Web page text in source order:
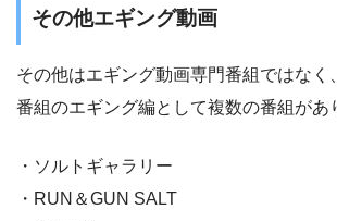
その他エギング動画
その他はエギング動画専門番組ではなく
番組のエギング編として複数の番組があ
・ソルトギャラリー
・RUN＆GUN SALT